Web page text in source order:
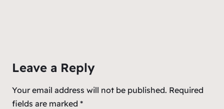
Leave a Reply
Your email address will not be published. Required
fields are marked *